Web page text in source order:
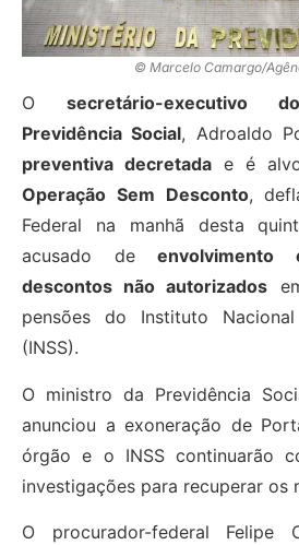
© Marcelo Camargo/
O secretário-executivo
Previdência Social, Adroaldo
preventiva decretada e é
Operação Sem Desconto,
Federal na manhã desta
acusado de
descontos não autorizados
pensões do Instituto
(INSS).
O ministro da Previdência
anunciou a exoneração de
órgão e o INSS continuarão
investigações para recuperar os
O procurador-federal Felipe